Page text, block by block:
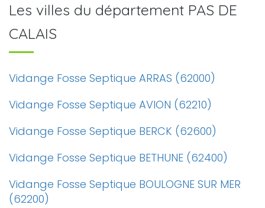
Les villes du département PAS DE
CALAIS
Vidange Fosse Septique ARRAS (62000)
Vidange Fosse Septique AVION (62210)
Vidange Fosse Septique BERCK (62600)
Vidange Fosse Septique BETHUNE (62400)
Vidange Fosse Septique BOULOGNE SUR MER
(62200)